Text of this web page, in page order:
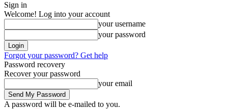
Sign in
Welcome! Log into your account
your username
your password
Forgot your password? Get help
Password recovery
Recover your password
your email
A password will be e-mailed to you.